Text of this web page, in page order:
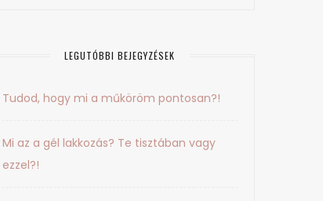
LEGUTÓBBI BEJEGYZÉSEK
Tudod, hogy mi a műköröm pontosan?!
Mi az a gél lakkozás? Te tisztában vagy
ezzel?!